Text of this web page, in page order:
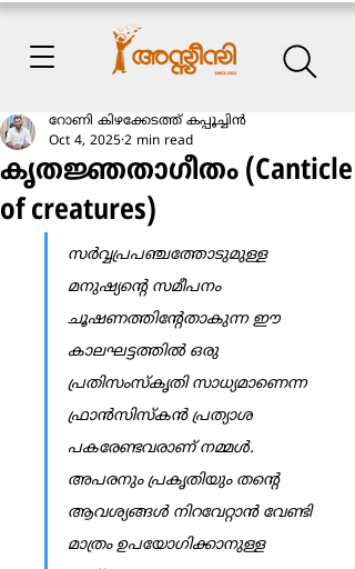
കൃതജ്ഞതാഗീതം (Canticle
of creatures)
റോണി കിഴക്കേടത്ത് കപ്പൂച്ചിന്‍
Oct 4, 2025 2 min read
സര്‍വ്വപ്രപഞ്ചത്തോടുമുള്ള
മനുഷ്യന്‍റെ സമീപനം
ചൂഷണത്തിന്‍റേതാകുന്ന ഈ
കാലഘട്ടത്തില്‍ ഒരു
പ്രതിസംസ്കൃതി സാധ്യമാണെന്ന
ഫ്രാന്‍സിസ്കന്‍ പ്രത്യാശ
പകരേണ്ടവരാണ് നമ്മള്‍.
അപരനും പ്രകൃതിയും തന്‍റെ
ആവശ്യങ്ങള്‍ നിറവേറ്റാന്‍ വേണ്ടി
മാത്രം ഉപയോഗിക്കാനുള്ള